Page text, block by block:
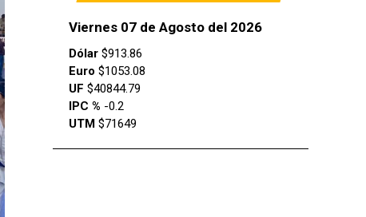
Viernes 07 de Agosto del 2026
Dólar $913.86
Euro $1053.08
UF $40844.79
IPC % -0.2
UTM $71649